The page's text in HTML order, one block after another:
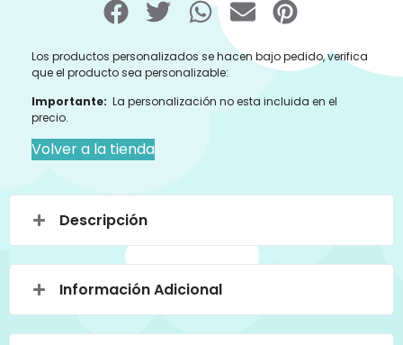
Los productos personalizados se hacen bajo pedido, verifica
que el producto sea personalizable:
Importante: La personalización no esta incluida en el
precio.
Volver a la tienda
Descripción
Información Adicional